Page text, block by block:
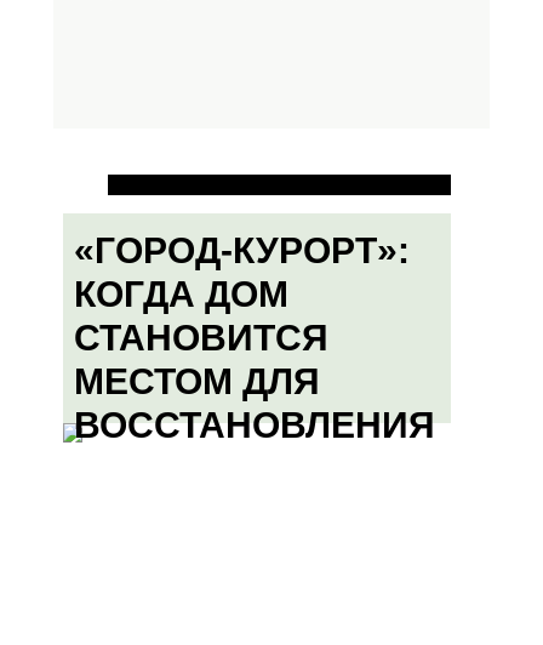
«ГОРОД-КУРОРТ»:
КОГДА ДОМ
СТАНОВИТСЯ
МЕСТОМ ДЛЯ
ВОССТАНОВЛЕНИЯ